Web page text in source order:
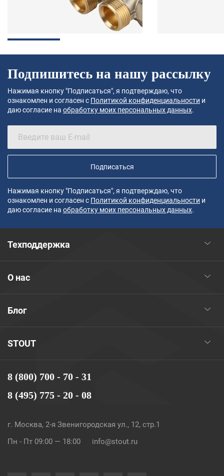
Подпишитесь на нашу рассылку
Нажимая кнопку "Подписаться", я подтверждаю, что
ознакомлен и согласен с Политикой конфиденциальности и
даю согласие на обработку моих персональных данных.
Подписаться
Нажимая кнопку "Подписаться", я подтверждаю, что
ознакомлен и согласен с Политикой конфиденциальности и
даю согласие на обработку моих персональных данных.
8 (800) 700 - 70 - 31
8 (495) 775 - 20 - 08
г. Москва, 2-я Звенигородская ул., 12, стр.1
Пн - Пт 09:00 — 18:00
info@stout.ru
STOUT
Блог
О нас
Техподдержка